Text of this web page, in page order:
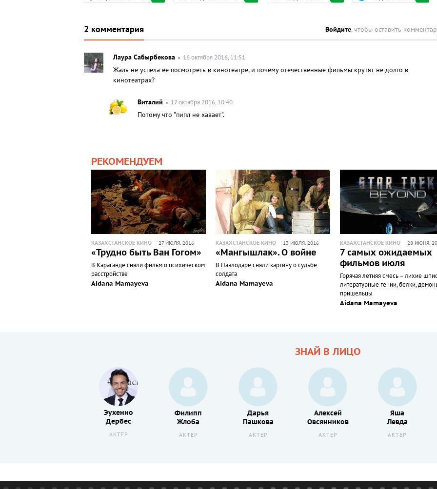
2 комментария Войдите, чтобы оставить
Лаура Сабырбекова 16 октября 2016, 11:51
Жаль не успела ее посмотреть в кинотеатре, и почему отечественные фильмы крутят не долго в
кинотеатрах?
Виталий 17 октября 2016, 10:40
Потому что "пипл не хавает".
РЕКОМЕНДУЕМ
КАЗАХСТАНСКОЕ КИНО 27 ИЮЛЯ, 2016
«Трудно быть Ван Гогом»
В Караганде сняли фильм о психическом
расстройстве
Aidana Mamayeva
КАЗАХСТАНСКОЕ КИНО 13 ИЮЛЯ, 2016
«Мангышлак». О войне
В Павлодаре сняли картину о судьбе
солдата
Aidana Mamayeva
КАЗАХСТАНСКОЕ КИНО 28 ИЮНЯ,
7 самых ожидаемых
фильмов июля
Горячая летняя смесь – лихие
литературные гении, белки,
пришельцы
Aidana Mamayeva
ЗНАЙ В ЛИЦО
Эухенио
Дербес
АКТЕР
Филипп
Жлоба
АКТЕР
Дарья
Пашкова
АКТЕР
Алексей
Овсянников
АКТЕР
Яша
Левда
АКТЕР